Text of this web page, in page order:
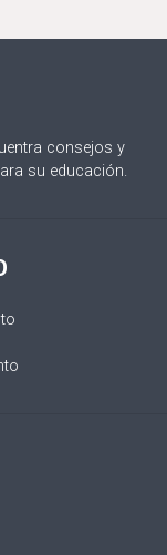
consejos y
su educación.